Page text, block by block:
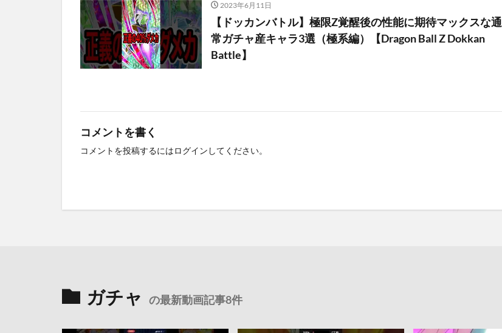
2023年6月11日
【ドッカンバトル】極限Z覚醒後の性能に期待マックスな通
常ガチャ産キャラ3選（極系編）【Dragon Ball Z Dokkan
Battle】
コメントを書く
コメントを投稿するにはログイン してください。
ガチャ の最新動画記事8件